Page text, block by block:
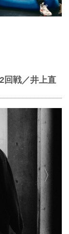
回戦／井上直